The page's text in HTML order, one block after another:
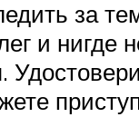
за
и нигде